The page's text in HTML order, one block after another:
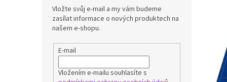
Vložte svůj e-mail a my vám budeme
zasílat informace o nových produktech na
našem e-shopu.
E-mail
Vložením e-mailu souhlasíte s